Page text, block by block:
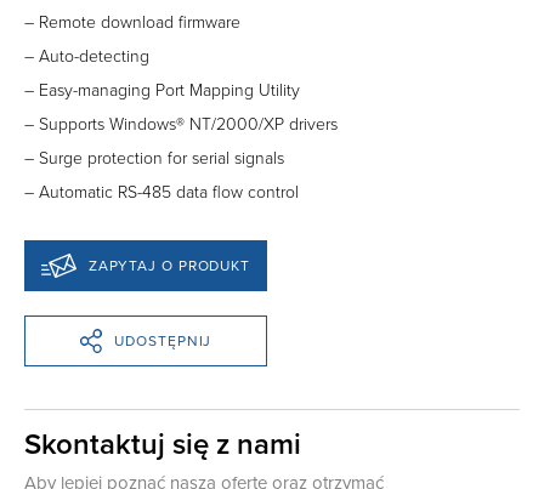
– Remote download firmware
– Auto-detecting
– Easy-managing Port Mapping Utility
– Supports Windows® NT/2000/XP drivers
– Surge protection for serial signals
– Automatic RS-485 data flow control
ZAPYTAJ O PRODUKT
UDOSTĘPNIJ
Skontaktuj się z nami
Aby lepiej poznać naszą ofertę oraz otrzymać